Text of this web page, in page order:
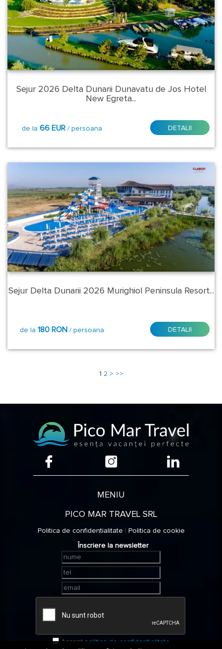
Sejur 2026 Delta Dunarii Dunavatu de Jos Hotel
New Egreta...
de la 66 EUR/ persoana DETALII
Sejur Delta Dunarii 2026 Murighiol Peninsula Resort...
de la 180 RON / persoana DETALII
1 2 > >>
MENIU
PICO MAR TRAVEL SRL
Politica de confidentialitate | Politica de cookie
Înscriere la newsletter
Acceptpolitica de confidentialitate